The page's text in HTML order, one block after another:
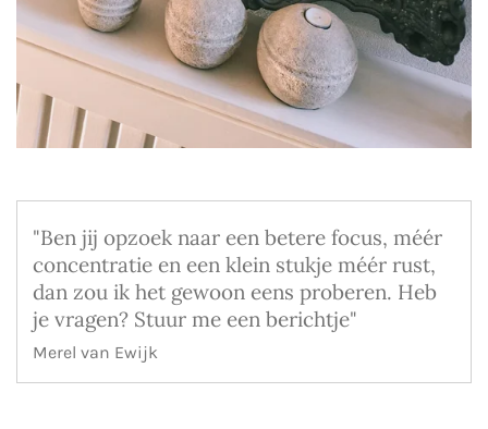
"Ben jij opzoek naar een betere focus, méér
concentratie en een klein stukje méér rust,
dan zou ik het gewoon eens proberen. Heb
je vragen? Stuur me een berichtje"
Merel van Ewijk